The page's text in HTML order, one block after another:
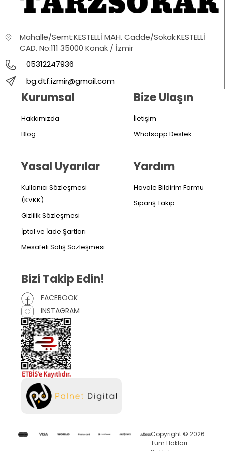
Mahalle/Semt:KESTELLİ MAH. Cadde/Sokak:KESTELLİ
CAD. No:111 35000 Konak / İzmir
05312247936
bg.dtf.izmir@gmail.com
Kurumsal
Hakkımızda
Blog
Yasal Uyarılar
Kullanıcı Sözleşmesi
(KVKK)
Gizlilik Sözleşmesi
İptal ve İade Şartları
Mesafeli Satış Sözleşmesi
Bize Ulaşın
İletişim
Whatsapp Destek
Yardım
Havale Bildirim Formu
Sipariş Takip
Bizi Takip Edin!
FACEBOOK
INSTAGRAM
Copyright © 2026.
Tüm Hakları